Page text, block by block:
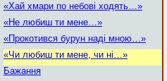
«Хай хмари по небові ходять…»
«Не любиш ти мене…»
«Прокотився бурун наді мною…»
«Чи любиш ти мене, чи ні…»
Бажання